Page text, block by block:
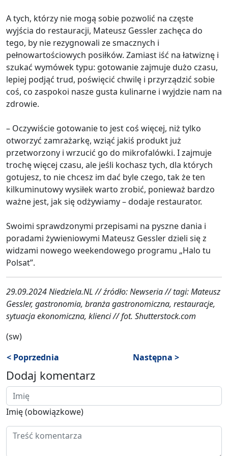
A tych, którzy nie mogą sobie pozwolić na częste
wyjścia do restauracji, Mateusz Gessler zachęca do
tego, by nie rezygnowali ze smacznych i
pełnowartościowych posiłków. Zamiast iść na łatwiznę i
szukać wymówek typu: gotowanie zajmuje dużo czasu,
lepiej podjąć trud, poświęcić chwilę i przyrządzić sobie
coś, co zaspokoi nasze gusta kulinarne i wyjdzie nam na
zdrowie.
– Oczywiście gotowanie to jest coś więcej, niż tylko
otworzyć zamrażarkę, wziąć jakiś produkt już
przetworzony i wrzucić go do mikrofalówki. I zajmuje
trochę więcej czasu, ale jeśli kochasz tych, dla których
gotujesz, to nie chcesz im dać byle czego, tak że ten
kilkuminutowy wysiłek warto zrobić, ponieważ bardzo
ważne jest, jak się odżywiamy – dodaje restaurator.
Swoimi sprawdzonymi przepisami na pyszne dania i
poradami żywieniowymi Mateusz Gessler dzieli się z
widzami nowego weekendowego programu „Halo tu
Polsat”.
29.09.2024 Niedziela.NL // źródło: Newseria // tagi: Mateusz
Gessler, gastronomia, branża gastronomiczna, restauracje,
sytuacja ekonomiczna, klienci // fot. Shutterstock.com
(sw)
< Poprzednia
Następna >
Dodaj komentarz
Imię (obowiązkowe)